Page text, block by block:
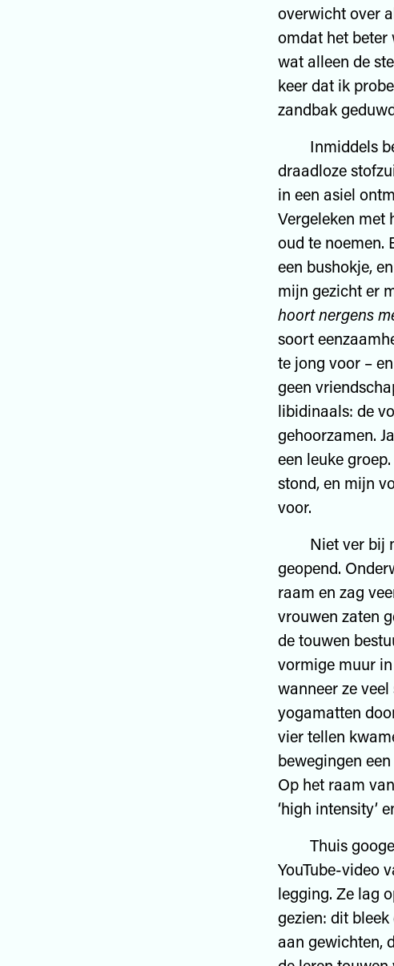
overwicht over
omdat het beter
wat alleen de
keer dat ik
zandbak
Inmiddels
draadloze
in een asiel
Vergeleken met
oud te noemen.
een bushokje,
mijn gezicht er
hoort nergens
soort
te jong voor –
geen
libidinaals: de
gehoorzamen.
een leuke
stond, en mijn
voor.
Niet ver bij
geopend.
raam en zag
vrouwen zaten
de touwen
vormige muur
wanneer ze
yogamatten
vier tellen
bewegingen
Op het raam
‘high intensity’
Thuis
YouTube-video
legging. Ze lag
gezien: dit
aan gewichten,